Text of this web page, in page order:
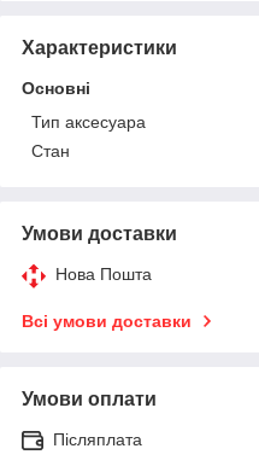
Характеристики
Основні
Тип аксесуара
Стан
Умови доставки
Нова Пошта
Всі умови доставки
Умови оплати
Післяплата